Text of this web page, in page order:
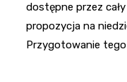
dostępne przez
propozycja na
Przygotowanie